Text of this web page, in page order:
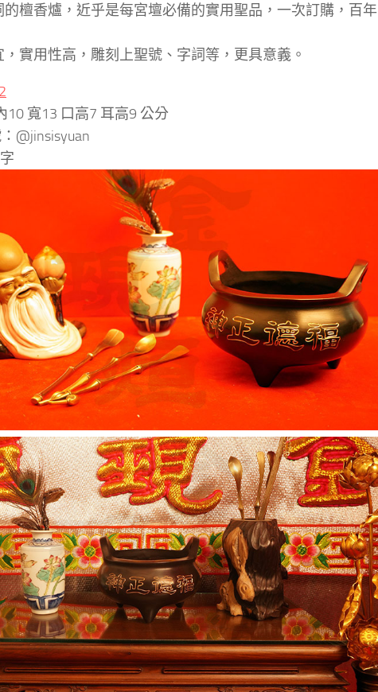
檀香爐，近乎是每宮壇必備的實用聖品，一次訂購，百年
實用性高，雕刻上聖號、字詞等，更具意義。
10 寬13 口高7 耳高9 公分
@jinsisyuan